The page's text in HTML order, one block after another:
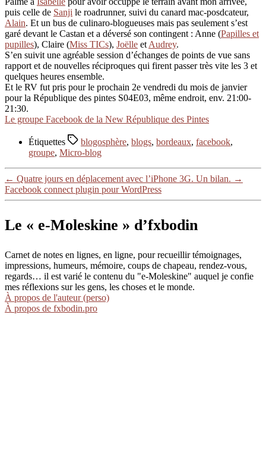
puis celle de Sanji le roadrunner, suivi du canard mac-posdcateur,
Alain. Et un bus de culinaro-blogueuses mais pas seulement s’est
garé devant le Castan et a déversé son contingent : Anne (Papilles et
pupilles), Claire (Miss TICs), Joëlle et Audrey.
S’en suivit une agréable session d’échanges de points de vue sans
rapport et de nouvelles réciproques qui firent passer très vite les 3 et
quelques heures ensemble.
Et le RV fut pris pour le prochain 2e vendredi du mois de janvier
pour la République des pintes S04E03, même endroit, env. 21:00-
21:30.
Le groupe Facebook de la New République des Pintes
Étiquettes blogosphère, blogs, bordeaux, facebook,
groupe, Micro-blog
← Quatre jours en déplacement avec l’iPhone 3G. Un bilan. →
Facebook connect plugin pour WordPress
Le « e-Moleskine » d’fxbodin
Carnet de notes en lignes, en ligne, pour recueillir témoignages,
impressions, humeurs, mémoire, coups de chapeau, rendez-vous,
regards… il est varié le contenu du "e-Moleskine" auquel je confie
mes réflexions sur les gens, les choses et le monde.
À propos de l'auteur (perso)
À propos de fxbodin.pro